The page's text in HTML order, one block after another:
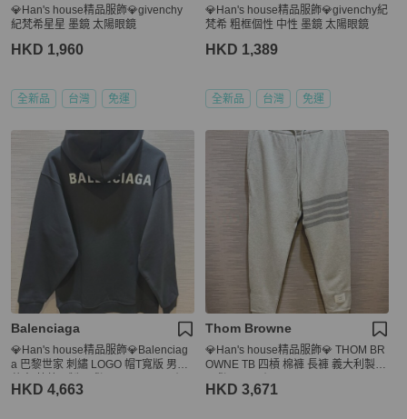
💎Han's house精品服飾💎givenchy
紀梵希星星 墨鏡 太陽眼鏡
HKD 1,960
全新品 台灣 免運
💎Han's house精品服飾💎givenchy紀
梵希 粗框個性 中性 墨鏡 太陽眼鏡
HKD 1,389
全新品 台灣 免運
Balenciaga
💎Han's house精品服飾💎Balenciag
a 巴黎世家 刺繡 LOGO 帽T寬版 男女
4500
HKD 4,663
Thom Browne
💎Han's house精品服飾💎 THOM BR
OWNE TB 四槓 棉褲 長褲 義大利製
HKD 3,671